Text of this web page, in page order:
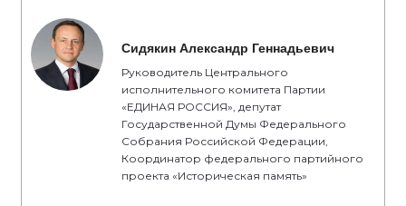
Сидякин Александр Геннадьевич
Руководитель Центрального
исполнительного комитета Партии
«ЕДИНАЯ РОССИЯ», депутат
Государственной Думы Федерального
Собрания Российской Федерации,
Координатор федерального партийного
проекта «Историческая память»